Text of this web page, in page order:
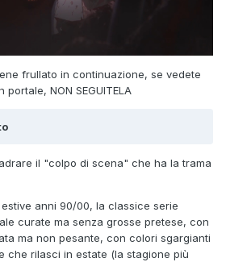
frullato in continuazione, se vedete
NON SEGUITELA
il "colpo di scena" che ha la trama
anni 90/00, la classice serie
curate ma senza grosse pretese, con
ma non pesante, con colori sgargianti
che rilasci in estate (la stagione più